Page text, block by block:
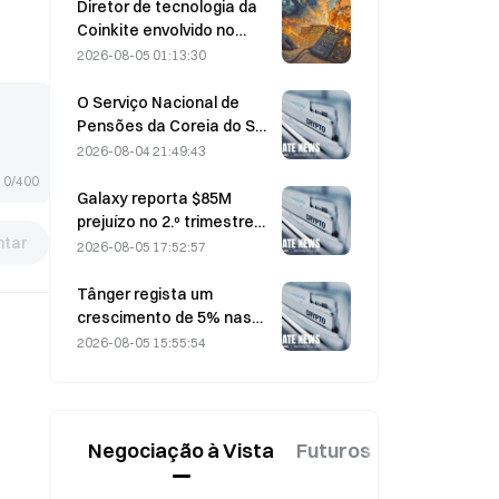
0/400
Diretor de tecnologia da
Coinkite envolvido no
incidente relacionado
na Coldcard, que
desencadeou quatro
ondas de ataques e
dólares
2026-08-05 01:13:30
O Serviço Nacional de
Pensões da Coreia do Sul
muda para ações mais
em meio à volatilidade do
mercado
2026-08-04 21:49:43
Galaxy reporta $85M
prejuízo no 2.º trimestre
de 2026; receitas ficam
abaixo do esperado,
ações caem 7,23%
2026-08-05 17:52:57
Tânger regista um
crescimento de 5% nas
vendas, impulsionado pelo
2026-08-05 15:55:54
Negociação à Vista Futuros